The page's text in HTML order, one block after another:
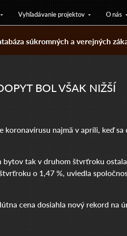
Vyhľadávanie projektov O nás
súkromných a verejných
BOL VŠAK NIŽŠÍ
najmä v apríli, keď
tak v druhom štvrťroku
o 1,47 %, uviedla
cena dosiahla nový rekord na